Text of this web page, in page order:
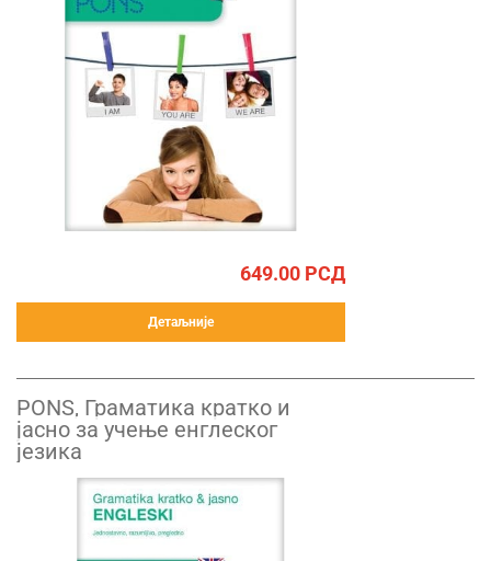
649.00 РСД
Детаљније
PONS, Граматика кратко и
јасно за учење енглеског
језика